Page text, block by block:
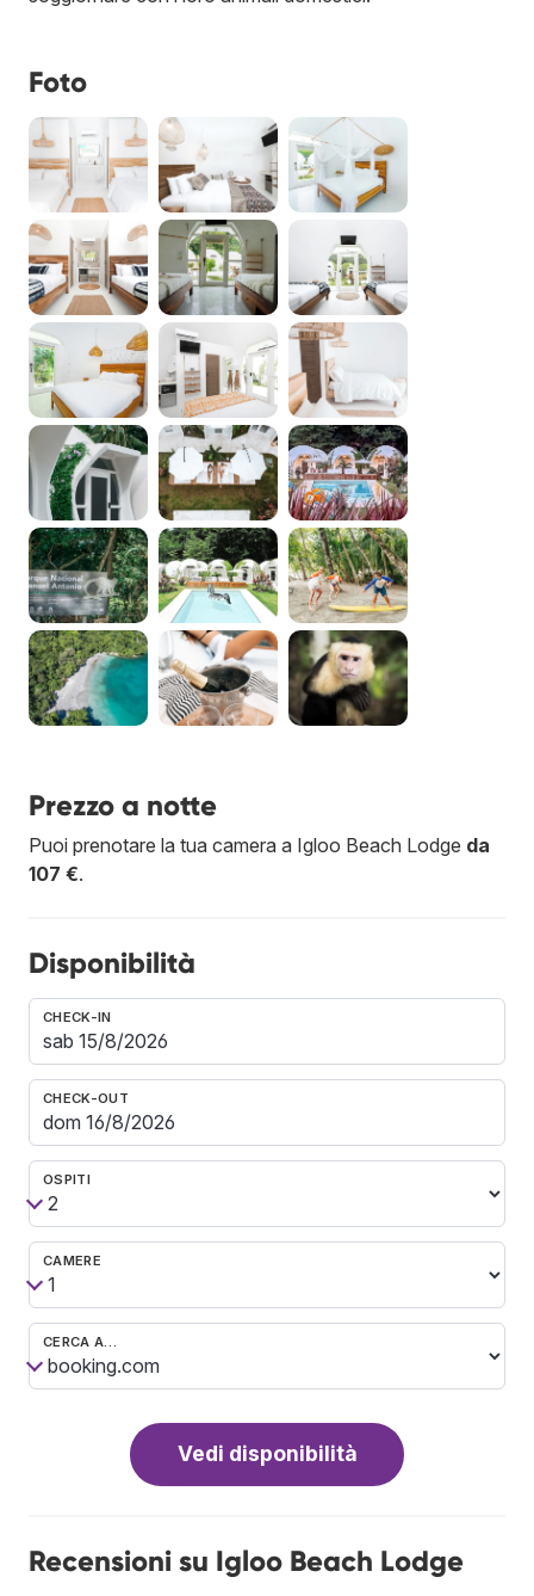
Foto
Prezzo a notte
Puoi prenotare la tua camera a Igloo Beach Lodge da
107 €.
Disponibilità
CHECK-IN
CHECK-OUT
OSPITI
CAMERE
CERCA A…
Vedi disponibilità
Recensioni su Igloo Beach Lodge